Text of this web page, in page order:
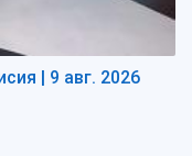
| 9 авг. 2026